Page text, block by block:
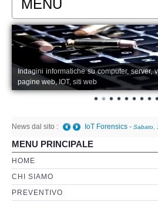
MENU
PERIZIE
Perizia Computer
Perizia Smartphone
Perizia Rete dati
Perizia Basi di Dati
Perizia Immagini e Video
Indagini informatiche su computer, server,
pagine web, IOT, siti web
News dal sito : IoT Forensics - Sabato,
MENU PRINCIPALE
HOME
CHI SIAMO
PREVENTIVO